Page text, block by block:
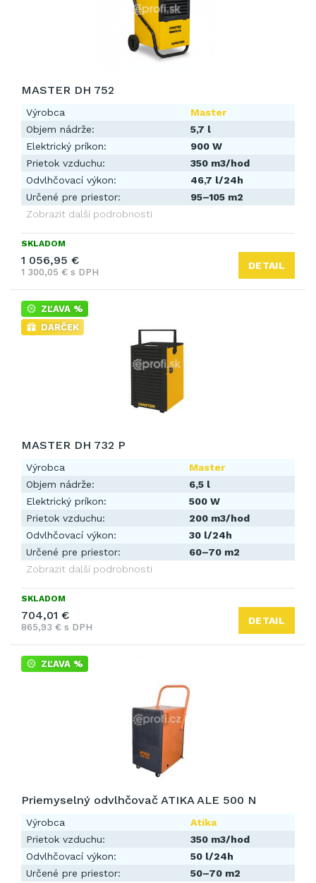
MASTER DH 752
Výrobca
Master
Objem nádrže:
5,7 l
Elektrický príkon:
900 W
Prietok vzduchu:
350 m3/hod
Odvlhčovací výkon:
46,7 l/24h
Určené pre priestor:
95–105 m2
Zobrazit další podrobnosti
SKLADOM
1 056,95 €
1 300,05 € s DPH
DETAIL
ZĽAVA %
DARČEK
MASTER DH 732 P
Výrobca
Master
Objem nádrže:
6,5 l
Elektrický príkon:
500 W
Prietok vzduchu:
200 m3/hod
Odvlhčovací výkon:
30 l/24h
Určené pre priestor:
60–70 m2
Zobrazit další podrobnosti
SKLADOM
704,01 €
865,93 € s DPH
DETAIL
ZĽAVA %
Priemyselný odvlhčovač ATIKA ALE 500 N
Výrobca
Atika
Prietok vzduchu:
350 m3/hod
Odvlhčovací výkon:
50 l/24h
Určené pre priestor:
50–70 m2